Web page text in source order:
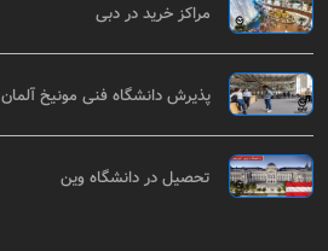
مراکز خرید در دبی
پذیرش دانشگاه فنی مونیخ آلمان
تحصیل در دانشگاه وین